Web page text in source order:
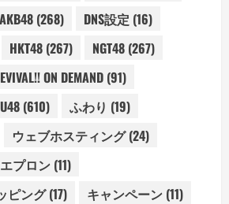
AKB48 (268) DNS設定 (16)
HKT48 (267) NGT48 (267)
ON DEMAND (91)
(610) ふわり (19)
ウェブホスティング(24)
エプロン (11)
ピング(17) キャンペーン (11)